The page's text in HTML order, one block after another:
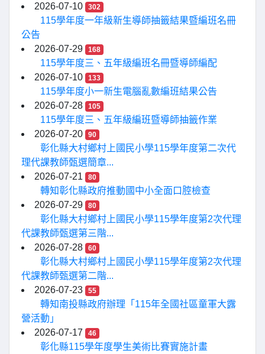
2026-07-10 302
115學年度一年級新生導師抽籤結果暨編班名冊
公告
2026-07-29
168
115學年度三、五年級編班名冊暨導師編配
2026-07-10
133
115學年度小一新生電腦亂數編班結果公告
2026-07-28
105
115學年度三、五年級編班暨導師抽籤作業
2026-07-20
90
彰化縣大村鄉村上國民小學115學年度第二次代
理代課教師甄選簡章...
2026-07-21
80
轉知彰化縣政府推動國中小全面口腔檢查
2026-07-29
80
彰化縣大村鄉村上國民小學115學年度第2次代理
代課教師甄選第三階...
2026-07-28
60
彰化縣大村鄉村上國民小學115學年度第2次代理
代課教師甄選第二階...
2026-07-23
55
轉知南投縣政府辦理「115年全國社區童軍大露
營活動」
2026-07-17
46
彰化縣115學年度學生美術比賽實施計畫